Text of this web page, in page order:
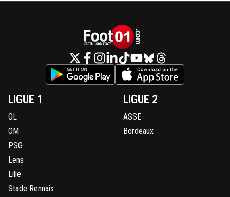
LIGUE 1
OL
OM
PSG
Lens
Lille
Stade Rennais
LIGUE 2
ASSE
Bordeaux